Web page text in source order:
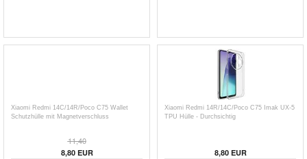
Xiaomi Redmi 14C/14R/Poco C75 Wallet
Schutzhülle mit Magnetverschluss
11,40
8,80EUR
Xiaomi Redmi 14R/14C/Poco C75 Imak UX-5
TPU Hülle - Durchsichtig
8,80EUR